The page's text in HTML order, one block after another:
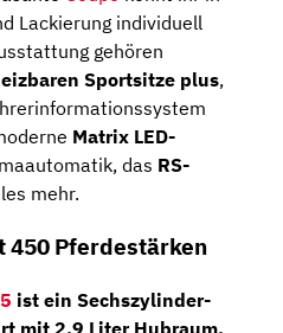
Lackierung individuell
gehören
Sportsitze plus,
Matrix LED-
das RS-
mehr.
450 Pferdestärken
ist ein Sechszylinder-
mit 2,9 Liter Hubraum.